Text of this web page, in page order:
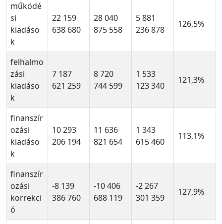
működé
si
kiadáso
k
22 159
638 680
28 040
875 558
5 881
236 878
126,5%
felhalmo
zási
kiadáso
k
7 187
621 259
8 720
744 599
1 533
123 340
121,3%
finanszír
ozási
kiadáso
k
10 293
206 194
11 636
821 654
1 343
615 460
113,1%
finanszír
ozási
korrekci
ó
-8 139
386 760
-10 406
688 119
-2 267
301 359
127,9%